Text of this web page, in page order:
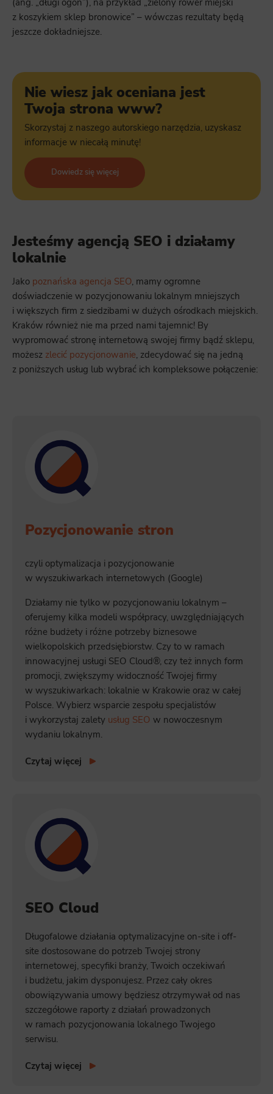
z koszykiem sklep bronowice” – wówczas rezultaty będą
jeszcze dokładniejsze.
Nie wiesz jak oceniana jest
Twoja strona www?
Skorzystaj z naszego autorskiego narzędzia, uzyskasz
informacje w niecałą minutę!
Dowiedz się więcej
Jesteśmy agencją SEO i działamy
lokalnie
Jako poznańska agencja SEO, mamy ogromne
doświadczenie w pozycjonowaniu lokalnym mniejszych
i większych firm z siedzibami w dużych ośrodkach miejskich.
Kraków również nie ma przed nami tajemnic! By
wypromować stronę internetową swojej firmy bądź sklepu,
możesz zlecić pozycjonowanie, zdecydować się na jedną
z poniższych usług lub wybrać ich kompleksowe połączenie:
Pozycjonowanie stron
czyli optymalizacja i pozycjonowanie
w wyszukiwarkach internetowych (Google)
Działamy nie tylko w pozycjonowaniu lokalnym –
oferujemy kilka modeli współpracy, uwzględniających
różne budżety i różne potrzeby biznesowe
wielkopolskich przedsiębiorstw. Czy to w ramach
innowacyjnej usługi SEO Cloud®, czy też innych form
promocji, zwiększymy widoczność Twojej firmy
w wyszukiwarkach: lokalnie w Krakowie oraz w całej
Polsce. Wybierz wsparcie zespołu specjalistów
i wykorzystaj zalety usług SEO w nowoczesnym
wydaniu lokalnym.
Czytaj więcej
SEO Cloud
Długofalowe działania optymalizacyjne on-site i off-
site dostosowane do potrzeb Twojej strony
internetowej, specyfiki branży, Twoich oczekiwań
i budżetu, jakim dysponujesz. Przez cały okres
obowiązywania umowy będziesz otrzymywał od nas
szczegółowe raporty z działań prowadzonych
w ramach pozycjonowania lokalnego Twojego
serwisu.
Czytaj więcej